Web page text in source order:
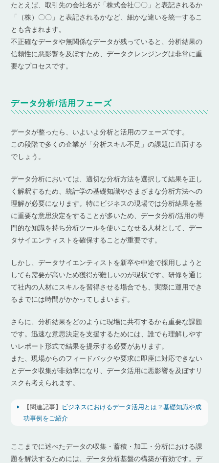
たとえば、取引先の会社名が「株式会社〇〇」と表記されるか
「（株）〇〇」と表記されるかなど、細かな違いを統一するこ
とも含まれます。
不正確なデータや無関係なデータが残っていると、分析結果の
信頼性に悪影響を及ぼすため、データクレンジングは非常に重
要なプロセスです。
データ分析/活用フェーズ
データが整ったら、いよいよ分析と活用のフェーズです。
この段階で多くの企業が「分析スキル不足」の課題に直面する
でしょう。
データ分析においては、適切な分析方法を選択して結果を正し
く解釈するため、統計学の基礎知識やさまざまな分析方法への
理解が必要になります。特にビジネスの現場では分析結果を基
に重要な意思決定をすることが多いため、データ分析/活用の専
門的な知識を持ち分析ツールを使いこなせる人材として、デー
タサイエンティストを確保することが重要です。
しかし、データサイエンティストを新卒や中途で採用しようと
しても需要が高いため獲得が難しいのが現状です。研修を通じ
て社内の人材にスキルを習得させる場合でも、実際に運用でき
るまでには時間がかかってしまいます。
さらに、分析結果をどのように現場に共有するかも重要な課題
です。迅速な意思決定を支援するためには、誰でも理解しやす
いレポート形式で結果を提示する必要があります。
また、現場からのフィードバックや要求に即座に対応できない
とデータ収集が非効率になり、データ活用に悪影響を及ぼすリ
スクも考えられます。
【関連記事】
ビジネスにおけるデータ活用とは？基礎知識や成
功事例をご紹介
ここまでに述べたデータの収集・蓄積・加工・分析における課
題を解決するためには、データ分析基盤の構築が有効です。デ